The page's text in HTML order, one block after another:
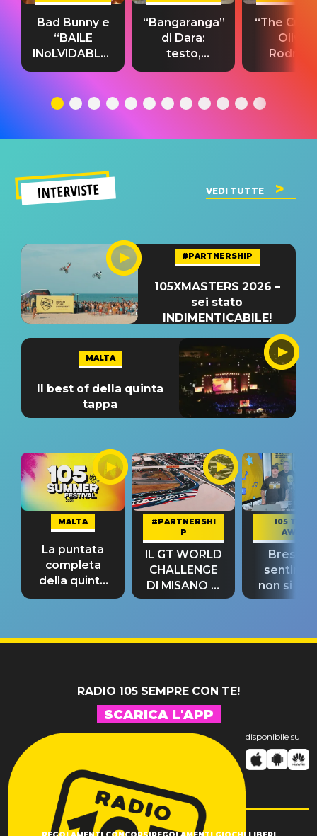
Bad Bunny e
“BAILE
INoLVIDABLE”:
testo,
significato
“Bangaranga”
di Dara:
testo,
traduzione e
del singolo
“The
Olivia
testo,
INTERVISTE VEDI TUTTE
#PARTNERSHIP
105XMASTERS 2026 –
sei stato
INDIMENTICABILE!
MALTA
Il best of della quinta
tappa
MALTA
La puntata
completa
della quinta
tappa
#PARTNERSHI
P
IL GT WORLD
CHALLENGE
DI MISANO si
riconferma
105 TAKE
AWAY
Bresh:
non si
fino alla
RADIO 105 SEMPRE CON TE!
SCARICA L'APP
disponibile su